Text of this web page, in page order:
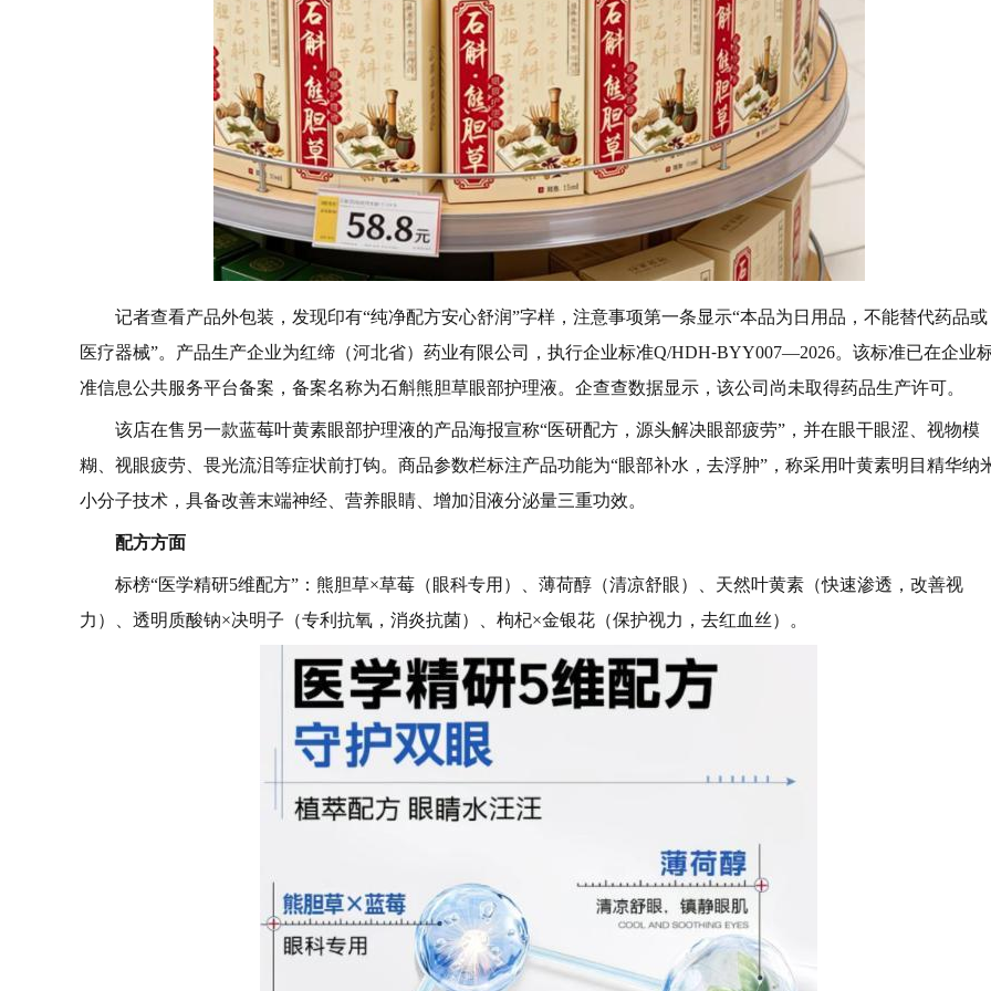
记者查看产品外包装，发现印有“纯净配方安心舒润”字样，注意事项第一条显示“本品为日用品，不能替代药品或
医疗器械”。产品生产企业为红缔（河北省）药业有限公司，执行企业标准Q/HDH⁃BYY007—2026。该标准已在企业
准信息公共服务平台备案，备案名称为石斛熊胆草眼部护理液。企查查数据显示，该公司尚未取得药品生产许可。
该店在售另一款蓝莓叶黄素眼部护理液的产品海报宣称“医研配方，源头解决眼部疲劳”，并在眼干眼涩、视物模
糊、视眼疲劳、畏光流泪等症状前打钩。商品参数栏标注产品功能为“眼部补水，去浮肿”，称采用叶黄素明目精华纳
小分子技术，具备改善末端神经、营养眼睛、增加泪液分泌量三重功效。
配方方面
标榜“医学精研5维配方”：熊胆草×草莓（眼科专用）、薄荷醇（清凉舒眼）、天然叶黄素（快速渗透，改善视
力）、透明质酸钠×决明子（专利抗氧，消炎抗菌）、枸杞×金银花（保护视力，去红血丝）。